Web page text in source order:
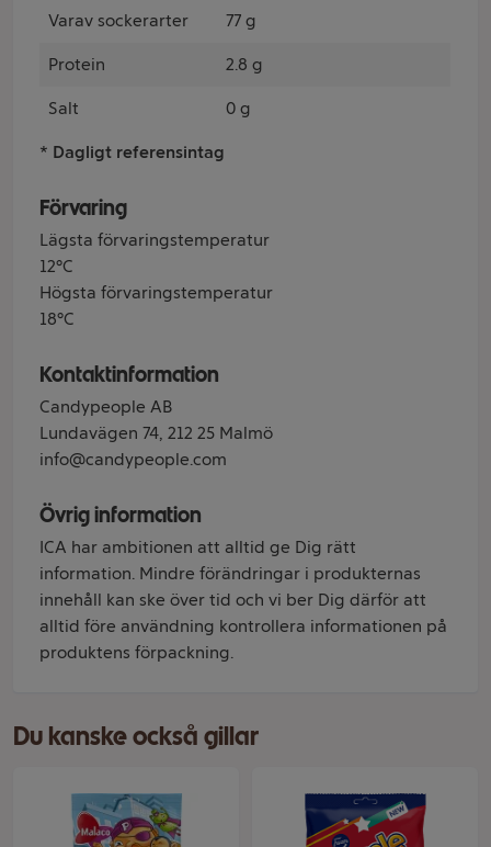
Varav sockerarter 77 g
Protein 2.8 g
Salt 0 g
* Dagligt referensintag
Förvaring
Lägsta förvaringstemperatur
12°C
Högsta förvaringstemperatur
18°C
Kontaktinformation
Candypeople AB
Lundavägen 74, 212 25 Malmö
info@candypeople.com
Övrig information
ICA har ambitionen att alltid ge Dig rätt
information. Mindre förändringar i produkternas
innehåll kan ske över tid och vi ber Dig därför att
alltid före användning kontrollera informationen på
produktens förpackning.
Du kanske också gillar